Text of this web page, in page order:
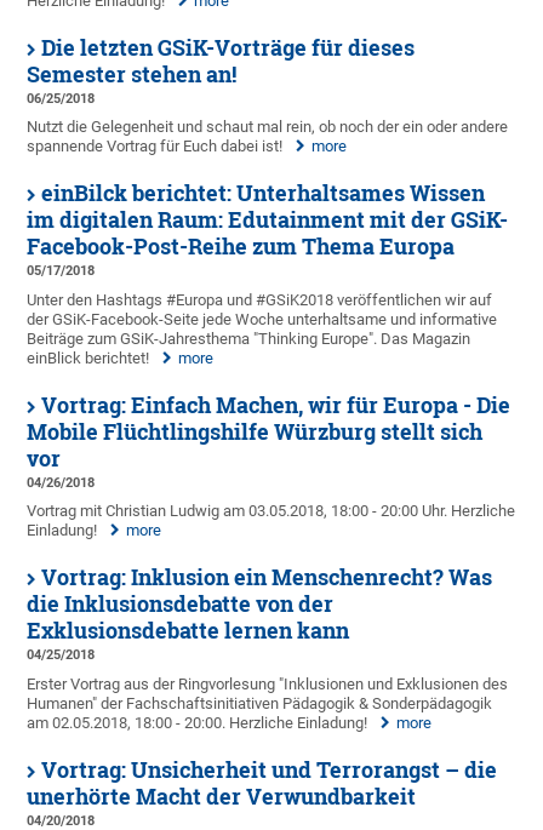
Die letzten GSiK-Vorträge für dieses
Semester stehen an!
06/25/2018
Nutzt die Gelegenheit und schaut mal rein, ob noch der ein oder andere
spannende Vortrag für Euch dabei ist!
more
einBilck berichtet: Unterhaltsames Wissen
im digitalen Raum: Edutainment mit der GSiK-
Facebook-Post-Reihe zum Thema Europa
05/17/2018
Unter den Hashtags #Europa und #GSiK2018 veröffentlichen wir auf
der GSiK-Facebook-Seite jede Woche unterhaltsame und informative
Beiträge zum GSiK-Jahresthema "Thinking Europe". Das Magazin
einBlick berichtet!
more
Vortrag: Einfach Machen, wir für Europa - Die
Mobile Flüchtlingshilfe Würzburg stellt sich
vor
04/26/2018
Vortrag mit Christian Ludwig am 03.05.2018, 18:00 - 20:00 Uhr. Herzliche
Einladung!
more
Vortrag: Inklusion ein Menschenrecht? Was
die Inklusionsdebatte von der
Exklusionsdebatte lernen kann
04/25/2018
Erster Vortrag aus der Ringvorlesung "Inklusionen und Exklusionen des
Humanen" der Fachschaftsinitiativen Pädagogik & Sonderpädagogik
am 02.05.2018, 18:00 - 20:00. Herzliche Einladung!
more
Vortrag: Unsicherheit und Terrorangst – die
unerhörte Macht der Verwundbarkeit
04/20/2018